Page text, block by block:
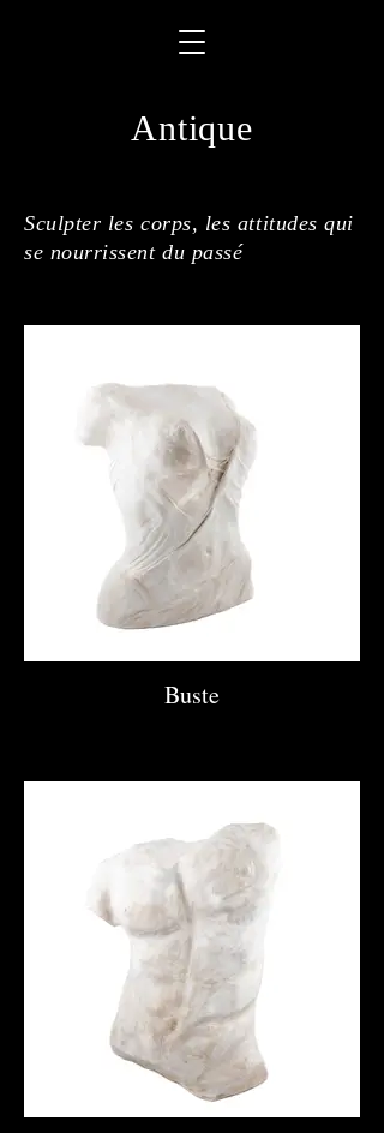
Antique
Sculpter les corps, les attitudes qui
se nourrissent du passé
Buste